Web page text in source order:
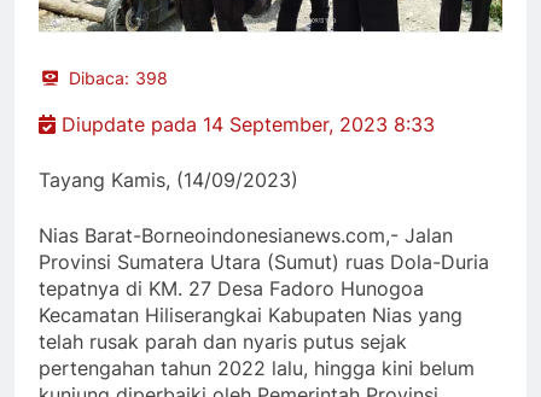
Dibaca: 398
Diupdate pada 14 September, 2023 8:33
Tayang Kamis, (14/09/2023)
Nias Barat-Borneoindonesianews.com,- Jalan
Provinsi Sumatera Utara (Sumut) ruas Dola-Duria
tepatnya di KM. 27 Desa Fadoro Hunogoa
Kecamatan Hiliserangkai Kabupaten Nias yang
telah rusak parah dan nyaris putus sejak
pertengahan tahun 2022 lalu, hingga kini belum